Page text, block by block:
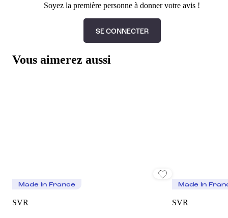
Soyez la première personne à donner votre avis !
SE CONNECTER
Vous aimerez aussi
Made In France
SVR
Made In
SVR